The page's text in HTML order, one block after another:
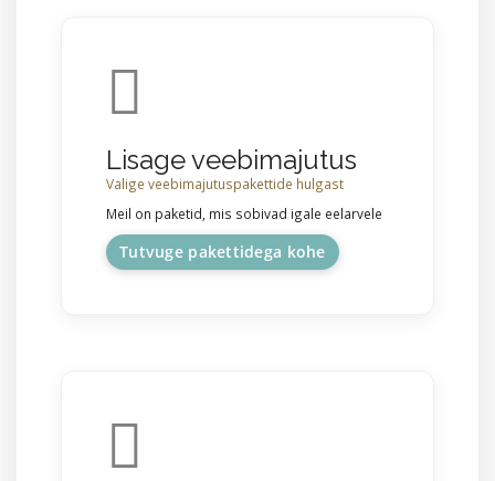
Lisage veebimajutus
Valige veebimajutuspakettide hulgast
Meil on paketid, mis sobivad igale eelarvele
Tutvuge pakettidega kohe